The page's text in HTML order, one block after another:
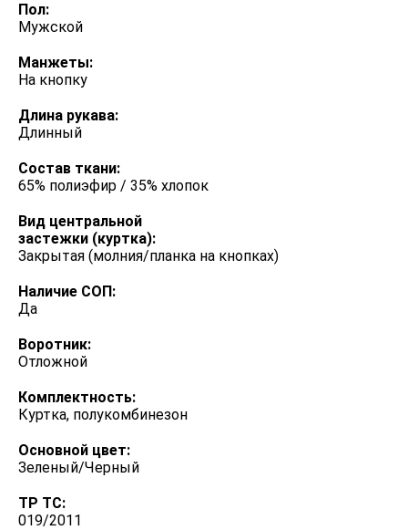
Пол:
Мужской
Манжеты:
На кнопку
Длина рукава:
Длинный
Состав ткани:
65% полиэфир / 35% хлопок
Вид центральной
застежки (куртка):
Закрытая (молния/планка на кнопках)
Наличие СОП:
Да
Воротник:
Отложной
Комплектность:
Куртка, полукомбинезон
Основной цвет:
Зеленый/Черный
ТР ТС:
019/2011